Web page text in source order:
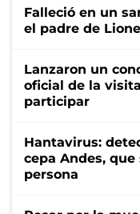
Falleció en un
el padre de
Lanzaron un
oficial de la
participar
Hantavirus:
cepa Andes,
persona